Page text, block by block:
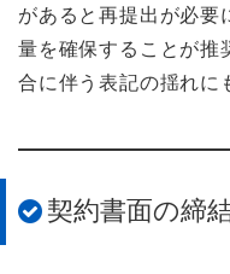
があると再提出が必要
量を確保することが推
合に伴う表記の揺れに
契約書面の締